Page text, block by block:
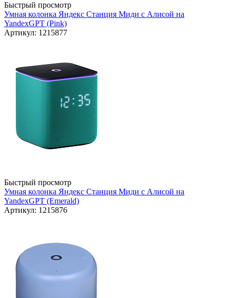
Быстрый просмотр
Умная колонка Яндекс Станция Миди с Алисой на
YandexGPT (Pink)
Артикул: 1215877
Быстрый просмотр
Умная колонка Яндекс Станция Миди с Алисой на
YandexGPT (Emerald)
Артикул: 1215876